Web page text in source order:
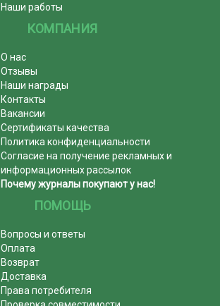
Наши работы
КОМПАНИЯ
О нас
Отзывы
Наши награды
Контакты
Вакансии
Сертификаты качества
Политика конфиденциальности
Согласие на получение рекламных и
информационных рассылок
Почему журналы покупают у нас!
ПОМОЩЬ
Вопросы и ответы
Оплата
Возврат
Доставка
Права потребителя